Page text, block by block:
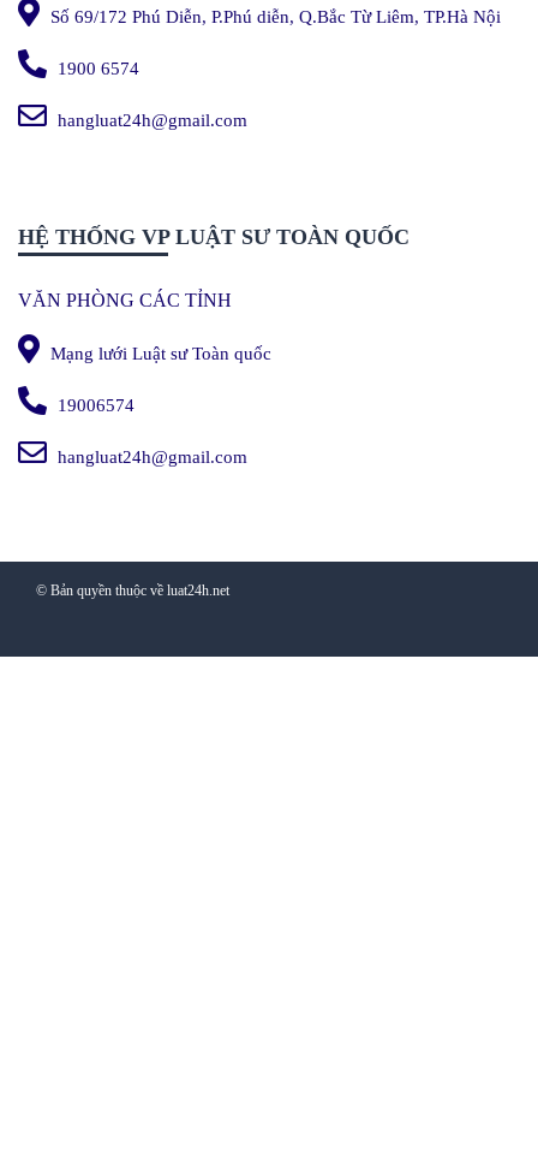
Số 69/172 Phú Diễn, P.Phú diễn, Q.Bắc Từ Liêm, TP.Hà Nội
1900 6574
hangluat24h@gmail.com
HỆ THỐNG VP LUẬT SƯ TOÀN QUỐC
VĂN PHÒNG CÁC TỈNH
Mạng lưới Luật sư Toàn quốc
19006574
hangluat24h@gmail.com
© Bản quyền thuộc về luat24h.net